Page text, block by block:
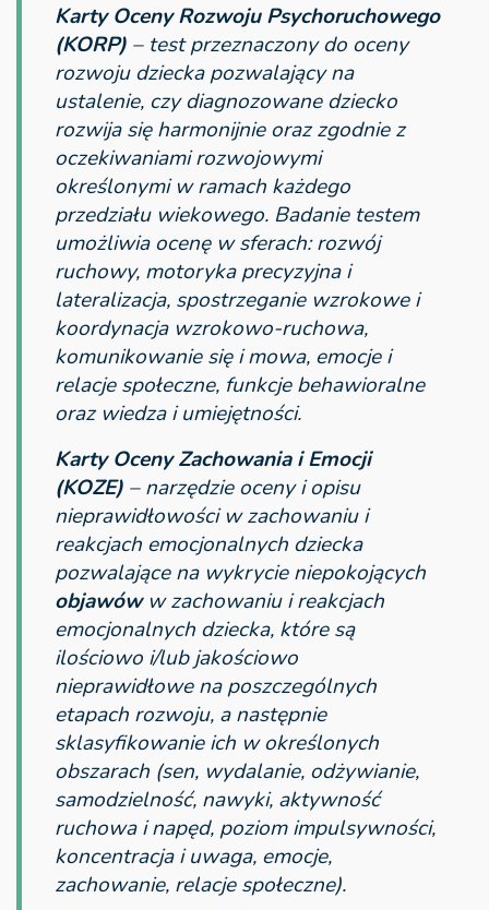
Karty Oceny Rozwoju Psychoruchowego
(KORP) – test przeznaczony do oceny
rozwoju dziecka pozwalający na
ustalenie, czy diagnozowane dziecko
rozwija się harmonijnie oraz zgodnie z
oczekiwaniami rozwojowymi
określonymi w ramach każdego
przedziału wiekowego. Badanie testem
umożliwia ocenę w sferach: rozwój
ruchowy, motoryka precyzyjna i
lateralizacja, spostrzeganie wzrokowe i
koordynacja wzrokowo-ruchowa,
komunikowanie się i mowa, emocje i
relacje społeczne, funkcje behawioralne
oraz wiedza i umiejętności.
Karty Oceny Zachowania i Emocji
(KOZE) – narzędzie oceny i opisu
nieprawidłowości w zachowaniu i
reakcjach emocjonalnych dziecka
pozwalające na wykrycie niepokojących
objawóww zachowaniu i reakcjach
emocjonalnych dziecka, które są
ilościowo i/lub jakościowo
nieprawidłowe na poszczególnych
etapach rozwoju, a następnie
sklasyfikowanie ich w określonych
obszarach (sen, wydalanie, odżywianie,
samodzielność, nawyki, aktywność
ruchowa i napęd, poziom impulsywności,
koncentracja i uwaga, emocje,
zachowanie, relacje społeczne).